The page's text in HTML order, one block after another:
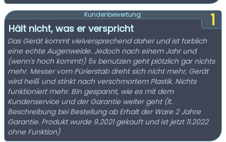
1
Kundenbewertung:
Hält nicht, was er verspricht
Das Gerät kommt vielversprechend daher und ist farblich
eine echte Augenweide. Jedoch nach einem Jahr und
(wenn's hoch kommt!) 5x benutzen geht plötzlich gar nichts
mehr. Messer vom Pürierstab dreht sich nicht mehr, Gerät
wird heiß und stinkt nach verschmortem Plastik. Nichts
funktioniert mehr. Bin gespannt, wie es mit dem
Kundenservice und der Garantie weiter geht (lt.
Beschreibung bei Bestellung ab Erhalt der Ware 2 Jahre
Garantie. Produkt wurde 9.2021 gekauft und ist jetzt 11.2022
ohne Funktion)